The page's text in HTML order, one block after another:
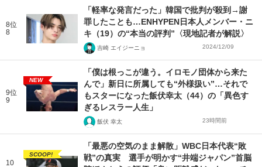
8位
8
「軽率な発言だった」韓国で批判が殺到→謝
罪したことも…ENHYPEN日本人メンバー・ニ
キ（19）の“本当の評判”〈現地記者が解説〉
吉崎 エイジーニョ 2024/12/09
9位
9
NEW
「僕は根っこが違う。イロモノ団体から来た
んで」新日に所属しても“外様扱い”…それで
もスターになった飯伏幸太（44）の「異色す
ぎるレスラー人生」
飯伏 幸太 23時間前
10
SCOOP!
「最悪の空気のまま解散」WBC日本代表“敗
戦”の真実 選手が明かす“井端ジャパン”首脳